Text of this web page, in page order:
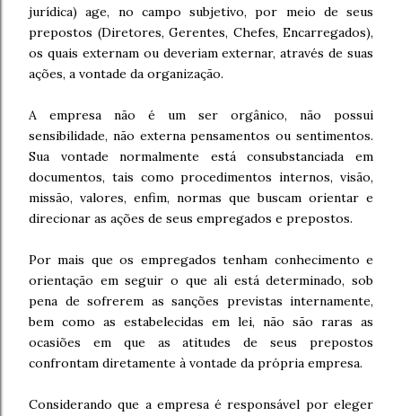
jurídica) age, no campo subjetivo, por meio de seus
prepostos (Diretores, Gerentes, Chefes, Encarregados),
os quais externam ou deveriam externar, através de suas
ações, a vontade da organização.
A empresa não é um ser orgânico, não possui
sensibilidade, não externa pensamentos ou sentimentos.
Sua vontade normalmente está consubstanciada em
documentos, tais como procedimentos internos, visão,
missão, valores, enfim, normas que buscam orientar e
direcionar as ações de seus empregados e prepostos.
Por mais que os empregados tenham conhecimento e
orientação em seguir o que ali está determinado, sob
pena de sofrerem as sanções previstas internamente,
bem como as estabelecidas em lei, não são raras as
ocasiões em que as atitudes de seus prepostos
confrontam diretamente à vontade da própria empresa.
Considerando que a empresa é responsável por eleger